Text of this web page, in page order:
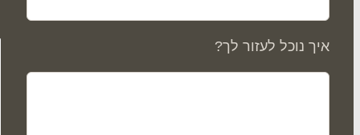
איך נוכל לעזור לך?